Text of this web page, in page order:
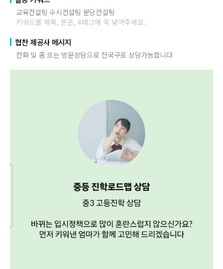
교육컨설팅 수시컨설팅 분당컨설팅
키워드를 제목, 본문, #태그에 꼭 넣어주세요.
협찬 제공사 메시지
전화 및 줌 또는 방문상담으로 전국구로 상담가능합니다